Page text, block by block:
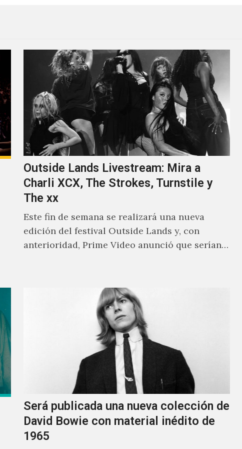
Outside Lands Livestream: Mira a
Charli XCX, The Strokes, Turnstile y
The xx
Este fin de semana se realizará una nueva
edición del festival Outside Lands y, con
anterioridad, Prime Video anunció que serían
Será publicada una nueva colección de
David Bowie con material inédito de
1965